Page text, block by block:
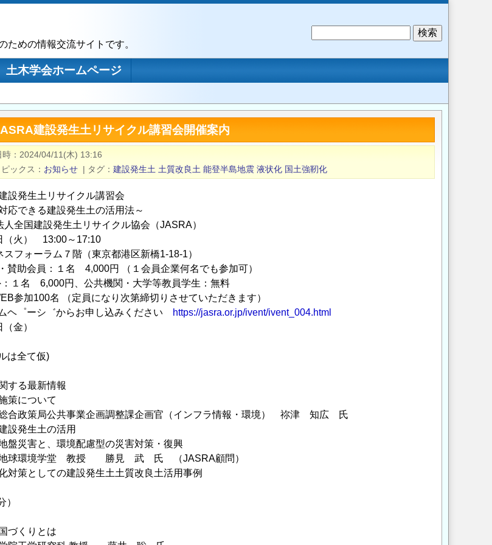
ための情報交流サイトです。
土木学会ホームページ
建設発生土リサイクル講習会開催案内
時
2024/04/11(木) 13:16
ピックス お知らせ | タグ 建設発生土 土質改良土 能登半島地震 液状化 国土強靭化
設発生土リサイクル講習会
応できる建設発生土の活用法～
全国建設発生土リサイクル協会（JASRA）
（火） 13:00～17:10
フォーラム７階（東京都港区新橋1-18-1）
賛助会員：１名 4,000円 （１会員企業何名でも参加可）
円、公共機関・大学等教員学生：無料
参加100名 （定員になり次第締切りさせていただきます）
ヘ゜ーシ゛からお申し込みください
https://jasra.or.jp/ivent/ivent_004.html
金）
は全て仮)
する最新情報
策について
策局公共事業企画調整課企画官（インフラ情報・環境） 祢津 知広 氏
設発生土の活用
災害と、環境配慮型の災害対策・復興
球環境学堂 教授 勝見 武 氏 （JASRA顧問）
策としての建設発生土土質改良土活用事例
づくりとは